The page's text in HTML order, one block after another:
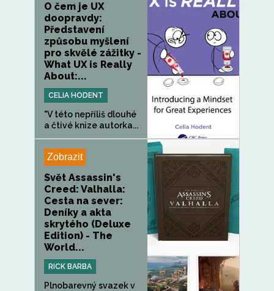
O čem je UX
doopravdy:
Představení
způsobu myšlení
pro skvělé zážitky -
What UX is Really
About:...
CELIA HODENT
"V této nepříliš dlouhé
a čtivé knize autorka...
Zobrazit
Svět Assassin's
Creed: Valhalla:
Cesta na sever:
Deníky a akta
skrytého (Deluxe
Edition) - The
World...
RICK BARBA
Plnobarevný svazek v